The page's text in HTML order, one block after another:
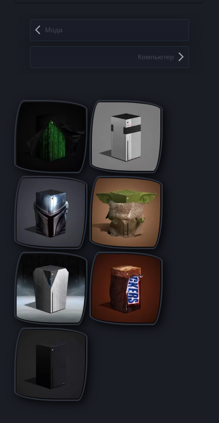
Запись навигация
Мода
Компьютер